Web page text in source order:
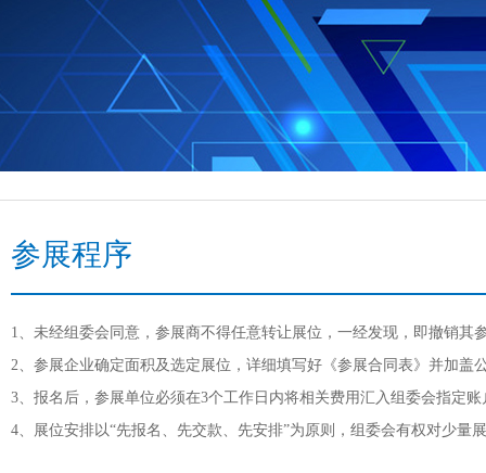
参展程序
1、未经组委会同意，参展商不得任意转让展位，一经发现，即撤销其
2、参展企业确定面积及选定展位，详细填写好《参展合同表》并加盖
3、报名后，参展单位必须在3个工作日内将相关费用汇入组委会指定账
4、展位安排以“先报名、先交款、先安排”为原则，组委会有权对少量